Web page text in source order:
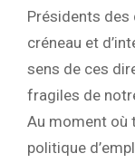
Présidents des
créneau et
sens de ces
fragiles de
Au moment où
politique